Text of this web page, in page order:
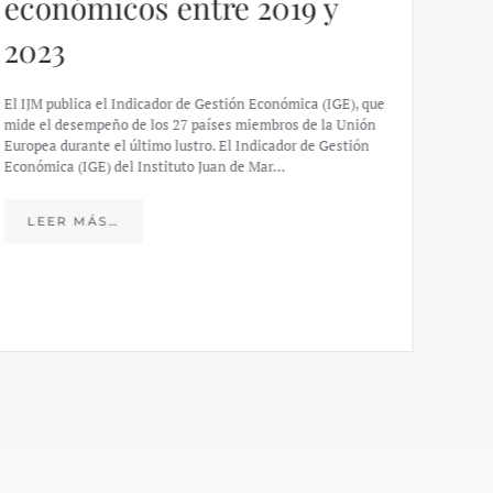
2023
El IJM publica el Indicador de Gestión Económica (IGE), que
mide el desempeño de los 27 países miembros de la Unión
Europea durante el último lustro. El Indicador de Gestión
Económica (IGE) del Instituto Juan de Mar…
LEER MÁS…